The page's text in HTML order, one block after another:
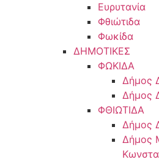
Ευρυτανία
Φθιώτιδα
Φωκίδα
ΔΗΜΟΤΙΚΕΣ
ΦΩΚΙΔΑ
Δήμος
Δήμος
ΦΘΙΩΤΙΔΑ
Δήμος
Δήμος